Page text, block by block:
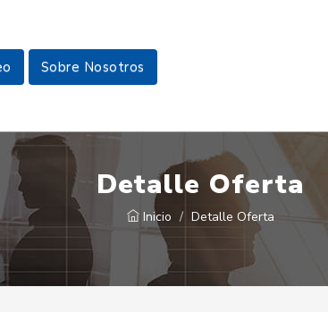
Sobre Nosotros
Detalle Oferta
Inicio Detalle Oferta